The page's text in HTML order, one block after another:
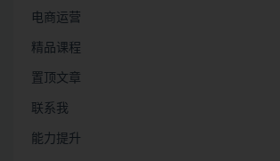
电商运营
精品课程
置顶文章
联系我
能力提升